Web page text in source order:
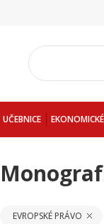
UČEBNICE
EVROPSKÉ PRÁVO